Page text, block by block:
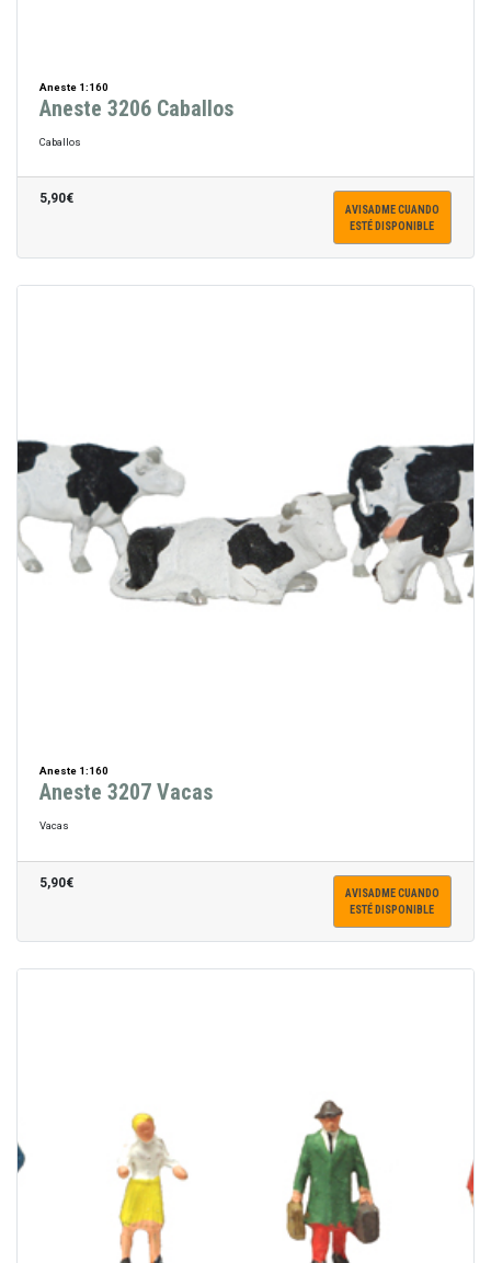
Aneste 1:160
Aneste 3206 Caballos
Caballos
5,90€
AVISADME CUANDO
ESTÉ DISPONIBLE
Aneste 1:160
Aneste 3207 Vacas
Vacas
5,90€
AVISADME CUANDO
ESTÉ DISPONIBLE